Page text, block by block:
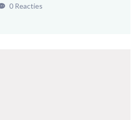
0 Reacties